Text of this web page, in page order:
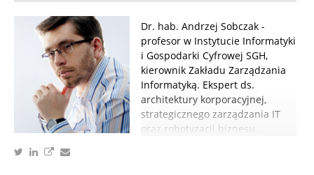
Dr. hab. Andrzej Sobczak -
profesor w Instytucie Informatyki
i Gospodarki Cyfrowej SGH,
kierownik Zakładu Zarządzania
Informatyką. Ekspert ds.
architektury korporacyjnej,
strategicznego zarządzania IT
oraz robotyzacji biznesu.